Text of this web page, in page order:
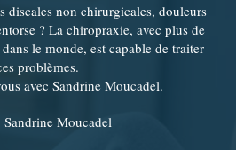
discales non chirurgicales, douleurs
? La chiropraxie, avec plus de
le monde, est capable de traiter
problèmes.
avec Sandrine Moucadel.
Moucadel